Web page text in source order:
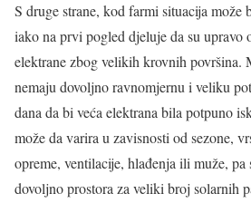
S druge strane, kod farmi situacija može
iako na prvi pogled djeluje da su upravo
elektrane zbog velikih krovnih površina.
nemaju dovoljno ravnomjernu i veliku
dana da bi veća elektrana bila potpuno
može da varira u zavisnosti od sezone,
opreme, ventilacije, hlađenja ili muže, pa
dovoljno prostora za veliki broj solarnih